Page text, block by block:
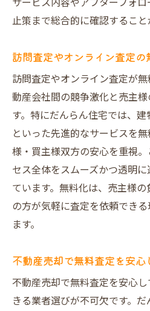
サービス内容やアフターフォ
止策まで総合的に確認すること
訪問査定やオンライン査定の
訪問査定やオンライン査定が
動産会社間の競争激化と売主
す。特にだんらん住宅では、
といった先進的なサービスを
様・買主様双方の安心を重視
セス全体をスムーズかつ透明
ています。無料化は、売主様
の方が気軽に査定を依頼でき
ます。
不動産売却で無料査定を安
不動産売却で無料査定を安心
きる業者選びが不可欠です。